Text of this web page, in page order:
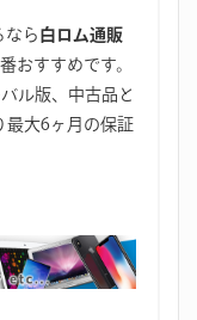
なら 白ロム通販
おすすめです。
ル版、中古品と
最大6ヶ月の保証